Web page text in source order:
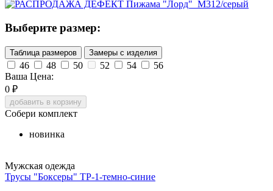
Выберите размер:
Таблица размеров Замеры с изделия
46 48 50 52 54
56
Ваша Цена:
0 ₽
добавить в корзину
Собери комплект
новинка
Мужская одежда
Трусы "Боксеры" ТР-1-темно-синие